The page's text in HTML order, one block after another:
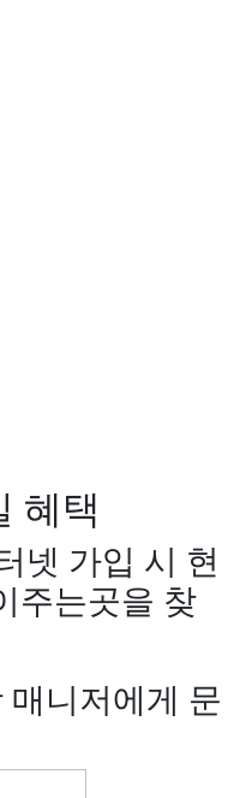
혜택
넷 가입 시 현
주는곳을 찾
매니저에게 문